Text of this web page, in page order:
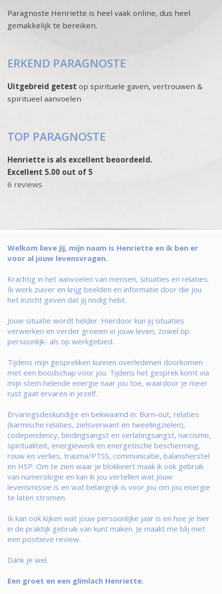
Paragnoste Henriette is heel vaak online, dus heel
gemakkelijk te bereiken.
ERKEND PARAGNOSTE
Uitgebreid getest op spirituele gaven, vertrouwen &
spiritueel aanvoelen
TOP PARAGNOSTE
Henriette is als excellent beoordeeld.
Excellent 5.00 out of 5
6 reviews
Welkom lieve jij, mijn naam is Henriette en ik ben er
voor al jouw levensvragen.
Krachtig in het aanvoelen van mensen, situaties en relaties.
Ik werk zuiver en krijg beelden en informatie door die jou
het inzicht geven dat jij nodig hebt.
Jouw situatie wordt helder. Hierdoor kun jij situaties
verwerken en verder groeien in jouw leven, zowel op
persoonlijk- als op werkgebied.
Tijdens mijn gesprekken kunnen overledenen doorkomen
met een boodschap voor jou. Tijdens het gesprek komt via
mijn stem helende energie naar jou toe, waardoor je meer
rust gaat ervaren in jezelf.
Ervaringsdeskundige en bekwaamd in: Burn-out, relaties
(karmische relaties, zielsverwant en tweelingzielen),
codependency, bindingsangst en verlatingsangst, narcisme,
spiritualiteit, energiewerk en energetische bescherming,
rouw en verlies, trauma/PTSS, communicatie, balansherstel
en HSP. Om te zien waar je blokkeert maak ik ook gebruik
van numerologie en kan ik jou vertellen wat jouw
levensmissie is en wat belangrijk is voor jou om jou energie
te laten stromen.
Ik kan ook kijken wat jouw persoonlijke jaar is en hoe je hier
in de praktijk gebruik van kunt maken. Je maakt me blij met
een positieve review.
Dank je wel.
Een groet en een glimlach Henriette.